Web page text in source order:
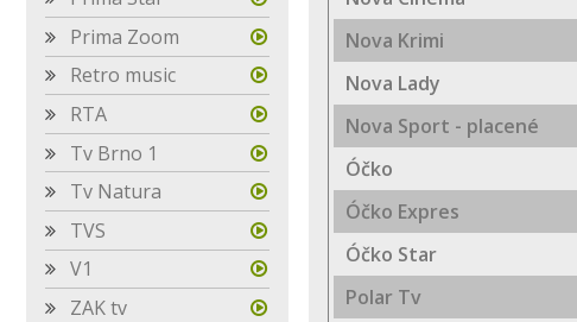
Prima Zoom
Retro music
RTA
Tv Brno 1
Tv Natura
TVS
V1
ZAK tv
Nova Krimi
Nova Lady
Nova Sport - placené
Óčko
Óčko Expres
Óčko Star
Polar Tv